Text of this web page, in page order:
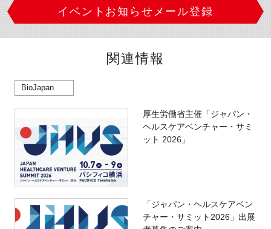
イベントお知らせメール登録
関連情報
BioJapan
厚生労働省主催「ジャパン・
ヘルスケアベンチャー・サミ
ット 2026」
「ジャパン・ヘルスケアベン
チャー・サミット2026」出展